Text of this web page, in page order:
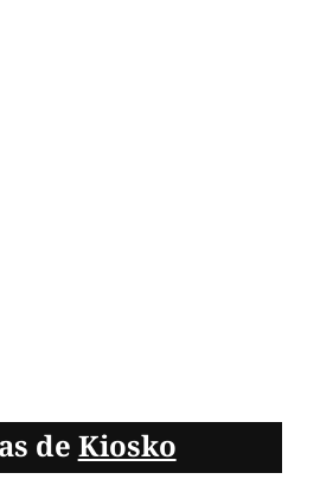
de Kiosko